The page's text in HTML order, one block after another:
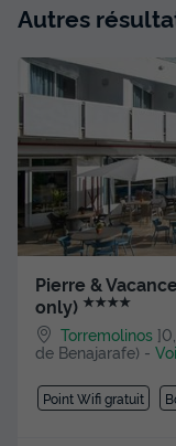
Autres
Pierre &
only) ★★★★
Torremolinos
de Benajarafe) -
Point Wifi gratuit